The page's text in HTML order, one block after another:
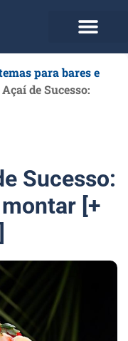
para bares e
de Sucesso:
Sucesso:
[+